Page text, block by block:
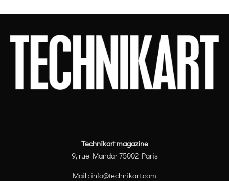
Technikart magazine
9, rue Mandar 75002 Paris
Mail : info@technikart.com